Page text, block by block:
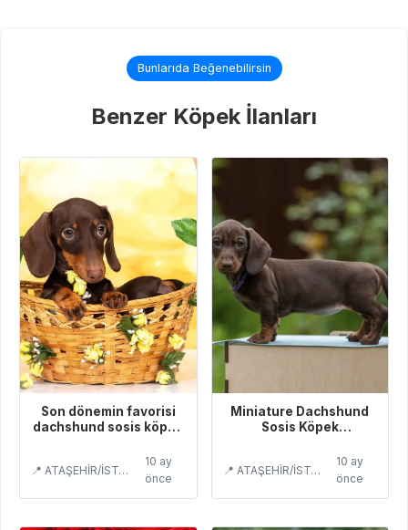
Bunlarıda Beğenebilirsin
Benzer Köpek İlanları
Son dönemin favorisi
dachshund sosis köpek
📍 ATAŞEHİR/İSTANBUL
10 ay
önce
Miniature Dachshund
Sosis Köpek
📍 ATAŞEHİR/İSTANBUL
10 ay
önce